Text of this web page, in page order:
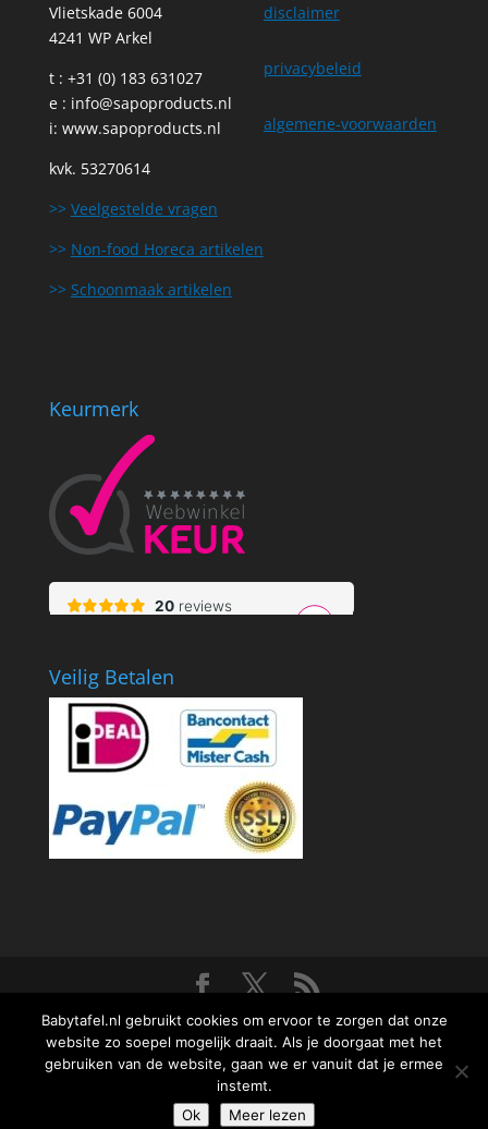
Vlietskade 6004
4241 WP Arkel
t : +31 (0) 183 631027
e : info@sapoproducts.nl
i: www.sapoproducts.nl
kvk. 53270614
>> Veelgestelde vragen
>> Non-food Horeca artikelen
>> Schoonmaak artikelen
disclaimer
privacybeleid
algemene-voorwaarden
Keurmerk
Veilig Betalen
Ontworpen doorElegant Themes| Ondersteund
doorWordPress
De waardering van www.sapohorecaproducts.nl bij
WebwinkelKeur Reviewsis 9.7/10 gebaseerd op 20 reviews.
Babytafel.nl gebruikt cookies om ervoor te zorgen dat onze
website zo soepel mogelijk draait. Als je doorgaat met het
gebruiken van de website, gaan we er vanuit dat je ermee
instemt.
Ok
Meer lezen